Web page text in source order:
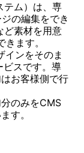
テム）は、専
の編集をでき
ど素材を用意
ます。
ンをそのま
ビスです。導
お客様側で行
のみをCMS
す。